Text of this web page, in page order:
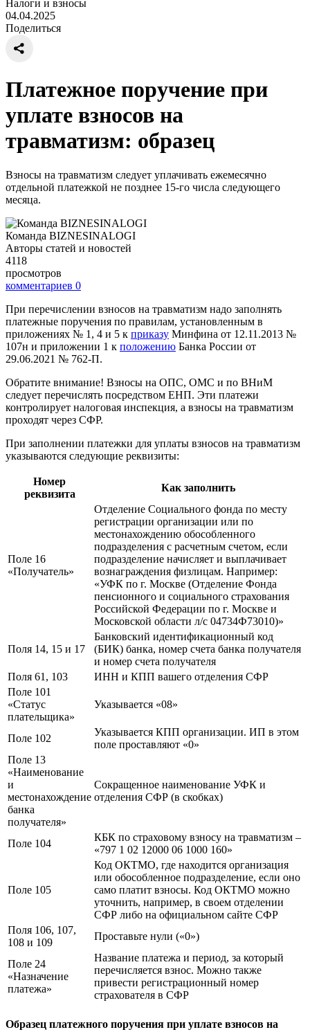
Налоги и взносы
04.04.2025
Поделиться
Платежное поручение при
уплате взносов на
травматизм: образец
Взносы на травматизм следует уплачивать ежемесячно
отдельной платежкой не позднее 15-го числа следующего
месяца.
Команда BIZNESINALOGI
Авторы статей и новостей
4118
просмотров
комментариев 0
При перечислении взносов на травматизм надо заполнять
платежные поручения по правилам, установленным в
приложениях № 1, 4 и 5 к приказу Минфина от 12.11.2013 №
107н и приложении 1 к положению Банка России от
29.06.2021 № 762-П.
Обратите внимание! Взносы на ОПС, ОМС и по ВНиМ
следует перечислять посредством ЕНП. Эти платежи
контролирует налоговая инспекция, а взносы на травматизм
проходят через СФР.
При заполнении платежки для уплаты взносов на травматизм
указываются следующие реквизиты:
Номер
реквизита
Как заполнить
Поле 16
«Получатель»
Отделение Социального фонда по месту
регистрации организации или по
местонахождению обособленного
подразделения с расчетным счетом, если
подразделение начисляет и выплачивает
вознаграждения физлицам. Например:
«УФК по г. Москве (Отделение Фонда
пенсионного и социального страхования
Российской Федерации по г. Москве и
Московской области л/с 04734Ф73010)»
Поля 14, 15 и 17
Банковский идентификационный код
(БИК) банка, номер счета банка получателя
и номер счета получателя
Поля 61, 103
ИНН и КПП вашего отделения СФР
Поле 101
«Статус
плательщика»
Указывается «08»
Поле 102
Указывается КПП организации. ИП в этом
поле проставляют «0»
Поле 13
«Наименование
и
местонахождение
банка
получателя»
Сокращенное наименование УФК и
отделения СФР (в скобках)
Поле 104
КБК по страховому взносу на травматизм –
«797 1 02 12000 06 1000 160»
Поле 105
Код ОКТМО, где находится организация
или обособленное подразделение, если оно
само платит взносы. Код ОКТМО можно
уточнить, например, в своем отделении
СФР либо на официальном сайте СФР
Поля 106, 107,
108 и 109
Проставьте нули («0»)
Поле 24
«Назначение
платежа»
Название платежа и период, за который
перечисляется взнос. Можно также
привести регистрационный номер
страхователя в СФР
Образец платежного поручения при уплате взносов на